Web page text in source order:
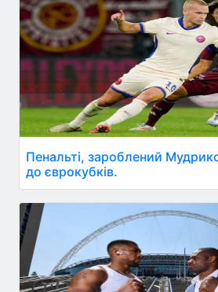
Пенальті, зароблений
до єврокубків.